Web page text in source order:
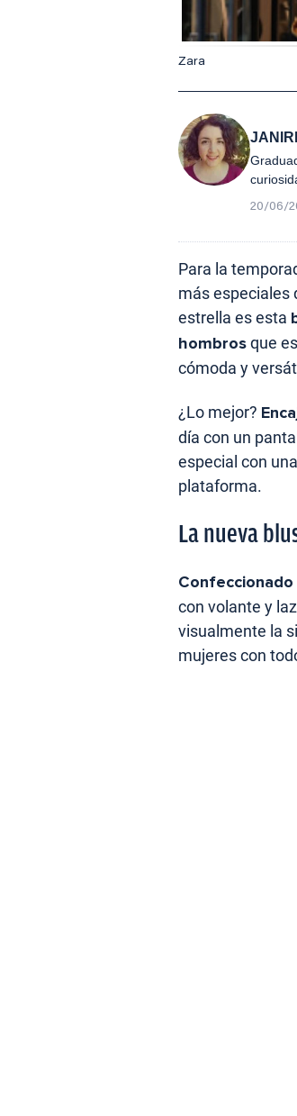
Zara
20/06/
Para la
más especiales
estrella es esta
hombrosque
cómoda y
¿Lo mejor?
día con un
especial con
plataforma.
La nueva
con volante y
visualmente la
mujeres con